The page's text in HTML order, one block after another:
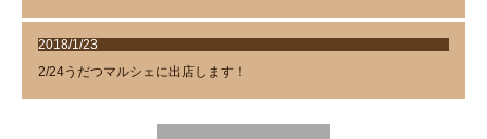
2018/1/23
2/24うだつマルシェに出店します！